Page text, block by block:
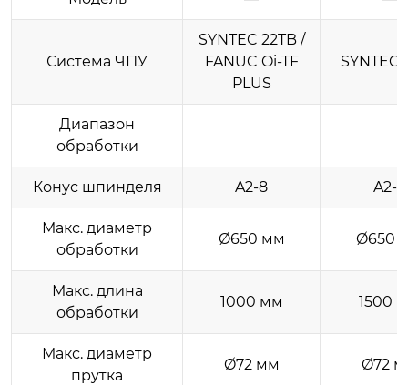
Система ЧПУ
SYNTEC 22TB /
FANUC Oi-TF
PLUS
SYNTEC
Диапазон
обработки
Конус шпинделя A2-8 A2-8
Макс. диаметр
обработки
Ø650 мм Ø650
Макс. длина
обработки
1000 мм 1500
Макс. диаметр
прутка
Ø72 мм Ø72